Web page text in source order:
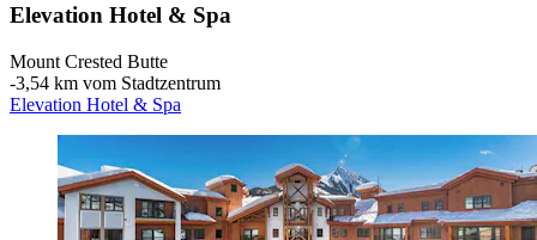
Elevation Hotel & Spa
Mount Crested Butte
‐3,54 km vom Stadtzentrum
Elevation Hotel & Spa